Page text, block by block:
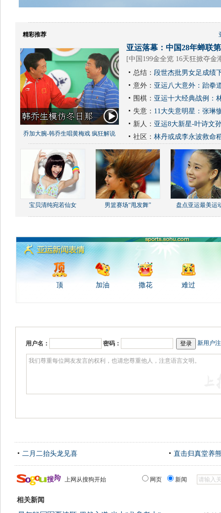
精彩推荐
乔加大腕-韩乔生唱黄梅戏 疯狂解说
亚运落幕：中国28年蝉联
[中国199金全览 16天狂掀夺金
总结： 段世杰批男女足成绩
意外： 亚运八大意外：跆拳
围棋： 亚运十大经典战例：
失意： 11大失意明星：张琳
新人： 亚运8大新星-叶诗文
社区： 林丹或成李永波救命
宝贝清纯宛若仙女 男篮赛场“甩发舞” 盘点亚运最美运
顶 加油 撒花 难过
用户名： 密码： 新用户
二月二抬头龙见喜 直击归真堂养
上网从搜狗开始 网页 新闻
相关新闻